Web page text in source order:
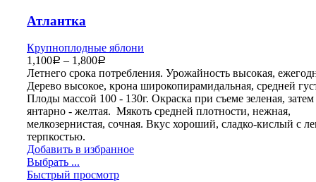
Атлантка
Крупноплодные яблони
1,100Р – 1,800Р
Летнего срока потребления. Урожайность высокая,
Дерево высокое, крона широкопирамидальная, средней
Плоды массой 100 - 130г. Окраска при съеме зеленая, затем
янтарно - желтая. Мякоть средней плотности, нежная,
мелкозернистая, сочная. Вкус хороший, сладко-кислый с
терпкостью.
Добавить в избранное
Выбрать ...
Быстрый просмотр